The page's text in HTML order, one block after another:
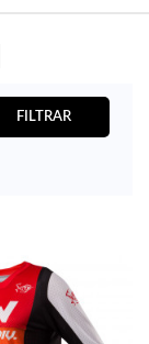
FILTRAR